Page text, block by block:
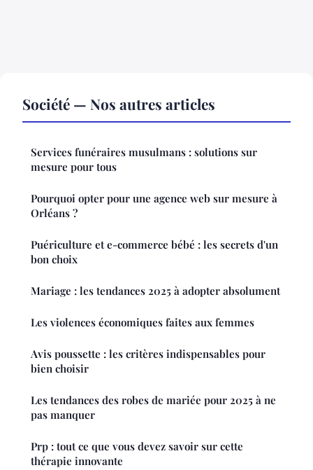
Société — Nos autres articles
Services funéraires musulmans : solutions sur
mesure pour tous
Pourquoi opter pour une agence web sur mesure à
Orléans ?
Puériculture et e-commerce bébé : les secrets d'un
bon choix
Mariage : les tendances 2025 à adopter absolument
Les violences économiques faites aux femmes
Avis poussette : les critères indispensables pour
bien choisir
Les tendances des robes de mariée pour 2025 à ne
pas manquer
Prp : tout ce que vous devez savoir sur cette
thérapie innovante